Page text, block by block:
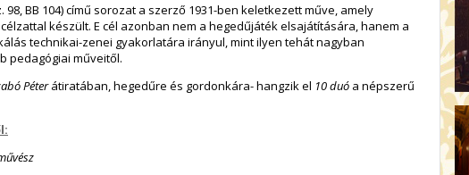
98, BB 104) című sorozat a szerző 1931-ben keletkezett műve, amely
készült. E cél azonban nem a hegedűjáték elsajátítására, hanem a
technikai-zenei gyakorlatára irányul, mint ilyen tehát nagyban
pedagógiai műveitől.
Péterátiratában, hegedűre és gordonkára- hangzik el 10 duó a népszerű